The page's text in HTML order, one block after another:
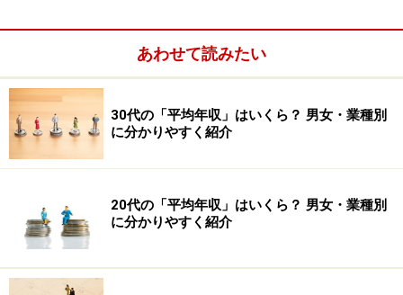
この初任給、これからどんどん上がっていくから楽勝……
なんて思っていませんか？ 実は手取額でいくと、初任給
より2年目のほうが下がってしまいます。それは「住民
税」が前年の所得に対してかかってくるからなのです。
あわせて読みたい
30代の「平均年収」はいくら？ 男女・業種別
に分かりやすく紹介
20代の「平均年収」はいくら？ 男女・業種別
に分かりやすく紹介